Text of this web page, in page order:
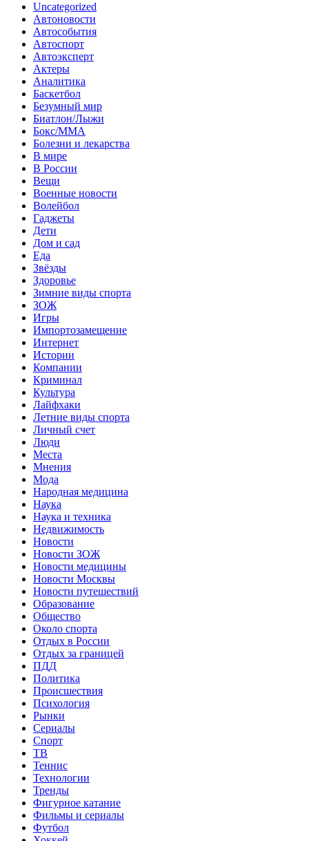
Uncategorized
Автоновости
Автособытия
Автоспорт
Автоэксперт
Актеры
Аналитика
Баскетбол
Безумный мир
Биатлон/Лыжи
Бокс/MMA
Болезни и лекарства
В мире
В России
Вещи
Военные новости
Волейбол
Гаджеты
Дети
Дом и сад
Еда
Звёзды
Здоровье
Зимние виды спорта
ЗОЖ
Игры
Импортозамещение
Интернет
Истории
Компании
Криминал
Культура
Лайфхаки
Летние виды спорта
Личный счет
Люди
Места
Мнения
Мода
Народная медицина
Наука
Наука и техника
Недвижимость
Новости
Новости ЗОЖ
Новости медицины
Новости Москвы
Новости путешествий
Образование
Общество
Около спорта
Отдых в России
Отдых за границей
ПДД
Политика
Происшествия
Психология
Рынки
Сериалы
Спорт
ТВ
Теннис
Технологии
Тренды
Фигурное катание
Фильмы и сериалы
Футбол